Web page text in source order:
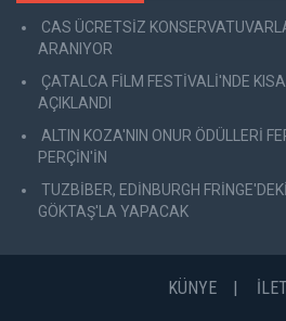
CAS ÜCRETSİZ
ARANIYOR
ÇATALCA FİLM FESTİVALİ'NDE
AÇIKLANDI
ALTIN KOZA'NIN ONUR ÖDÜLLERİ
PERÇİN'İN
TUZBİBER, EDİNBURGH
GÖKTAŞ'LA YAPACAK
KÜNYE